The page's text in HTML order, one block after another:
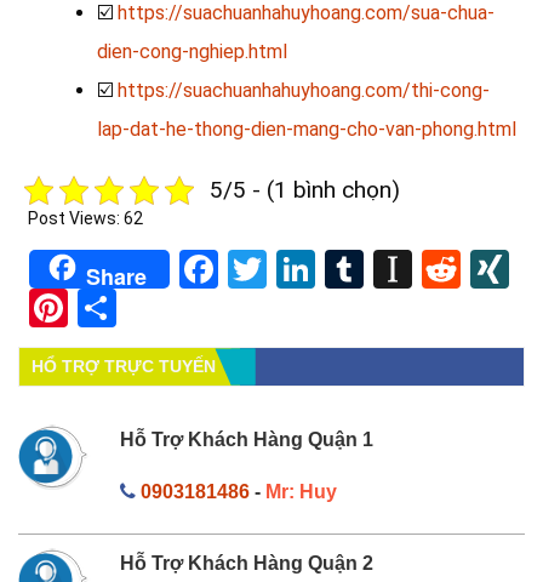
☑️ https://suachuanhahuyhoang.com/sua-chua-
dien-cong-nghiep.html
☑️ https://suachuanhahuyhoang.com/thi-cong-
lap-dat-he-thong-dien-mang-cho-van-phong.html
5/5 - (1 bình chọn)
Post Views: 62
Share Facebook
TwitterLinkedIn
Tumblr
Pinterest
HỔ TRỢ TRỰC TUYẾN
Hỗ Trợ Khách Hàng Quận 1
0903181486- Mr: Huy
Hỗ Trợ Khách Hàng Quận 2